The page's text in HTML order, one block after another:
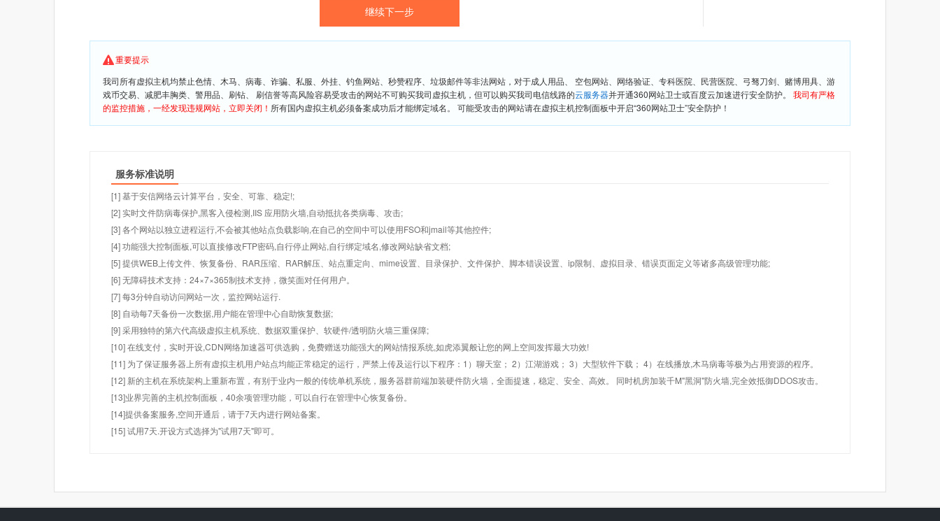
重要提示
我司所有虚拟主机均禁止色情、木马、病毒、诈骗、私服、外挂、钓鱼网站、秒赞程序、垃圾邮件等非法网站，对于成人用品、 空包网站、网络验证、专科医院、民营医院、弓驽刀剑、赌博用具、游
戏币交易、减肥丰胸类、警用品、刷钻、 刷信誉等高风险容易受攻击的网站不可购买我司虚拟主机，但可以购买我司电信线路的云服务器并开通360网站卫士或百度云加速进行安全防护。 我司有严格
的监控措施，一经发现违规网站，立即关闭！ 所有国内虚拟主机必须备案成功后才能绑定域名。 可能受攻击的网站请在虚拟主机控制面板中开启“360网站卫士”安全防护！
服务标准说明
[1] 基于安信网络云计算平台，安全、可靠、稳定!;
[2] 实时文件防病毒保护,黑客入侵检测,IIS 应用防火墙,自动抵抗各类病毒、攻击;
[3] 各个网站以独立进程运行,不会被其他站点负载影响,在自己的空间中可以使用FSO和jmail等其他控件;
[4] 功能强大控制面板,可以直接修改FTP密码,自行停止网站,自行绑定域名,修改网站缺省文档;
[5] 提供WEB上传文件、恢复备份、RAR压缩、RAR解压、站点重定向、mime设置、目录保护、文件保护、脚本错误设置、ip限制、虚拟目录、错误页面定义等诸多高级管理功能;
[6] 无障碍技术支持：24×7×365制技术支持，微笑面对任何用户。
[7] 每3分钟自动访问网站一次，监控网站运行.
[8] 自动每7天备份一次数据,用户能在管理中心自助恢复数据;
[9] 采用独特的第六代高级虚拟主机系统、数据双重保护、软硬件/透明防火墙三重保障;
[10] 在线支付，实时开设,CDN网络加速器可供选购，免费赠送功能强大的网站情报系统,如虎添翼般让您的网上空间发挥最大功效!
[11] 为了保证服务器上所有虚拟主机用户站点均能正常稳定的运行，严禁上传及运行以下程序：1）聊天室； 2）江湖游戏； 3）大型软件下载； 4）在线播放,木马病毒等极为占用资源的程序。
[12] 新的主机在系统架构上重新布置，有别于业内一般的传统单机系统，服务器群前端加装硬件防火墙，全面提速，稳定、安全、高效。 同时机房加装千M"黑洞"防火墙,完全效抵御DDOS攻击。
[13]业界完善的主机控制面板，40余项管理功能，可以自行在管理中心恢复备份。
[14]提供备案服务,空间开通后，请于7天内进行网站备案。
[15] 试用7天.开设方式选择为"试用7天"即可。